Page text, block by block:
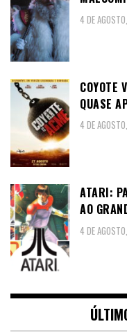
4 DE
COYOTE
QUASE
4 DE
ATARI:
AO
4 DE